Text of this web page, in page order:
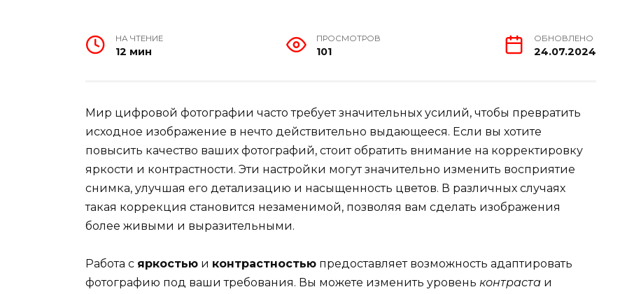
НА ЧТЕНИЕ
12 мин
ПРОСМОТРОВ
101
ОБНОВЛЕНО
24.07.2024
Мир цифровой фотографии часто требует значительных усилий, чтобы превратить
исходное изображение в нечто действительно выдающееся. Если вы хотите
повысить качество ваших фотографий, стоит обратить внимание на корректировку
яркости и контрастности. Эти настройки могут значительно изменить восприятие
снимка, улучшая его детализацию и насыщенность цветов. В различных случаях
такая коррекция становится незаменимой, позволяя вам сделать изображения
более живыми и выразительными.
Работа с яркостью и контрастностью предоставляет возможность адаптировать
фотографию под ваши требования. Вы можете изменить уровень контраста и